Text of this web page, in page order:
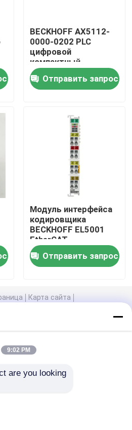
PLC
Siemens
BECKHOFF AX5112-
0000-0202 PLC
цифровой
компактный
сервоприводный
модуль
Отправить запрос
Модуль интерфейса
кодировщика
BECKHOFF EL5001
EtherCAT
терминальный
Отправить запрос
Карта сайта
© 2025 Wuhan Sean
9:02 PM
are you looking